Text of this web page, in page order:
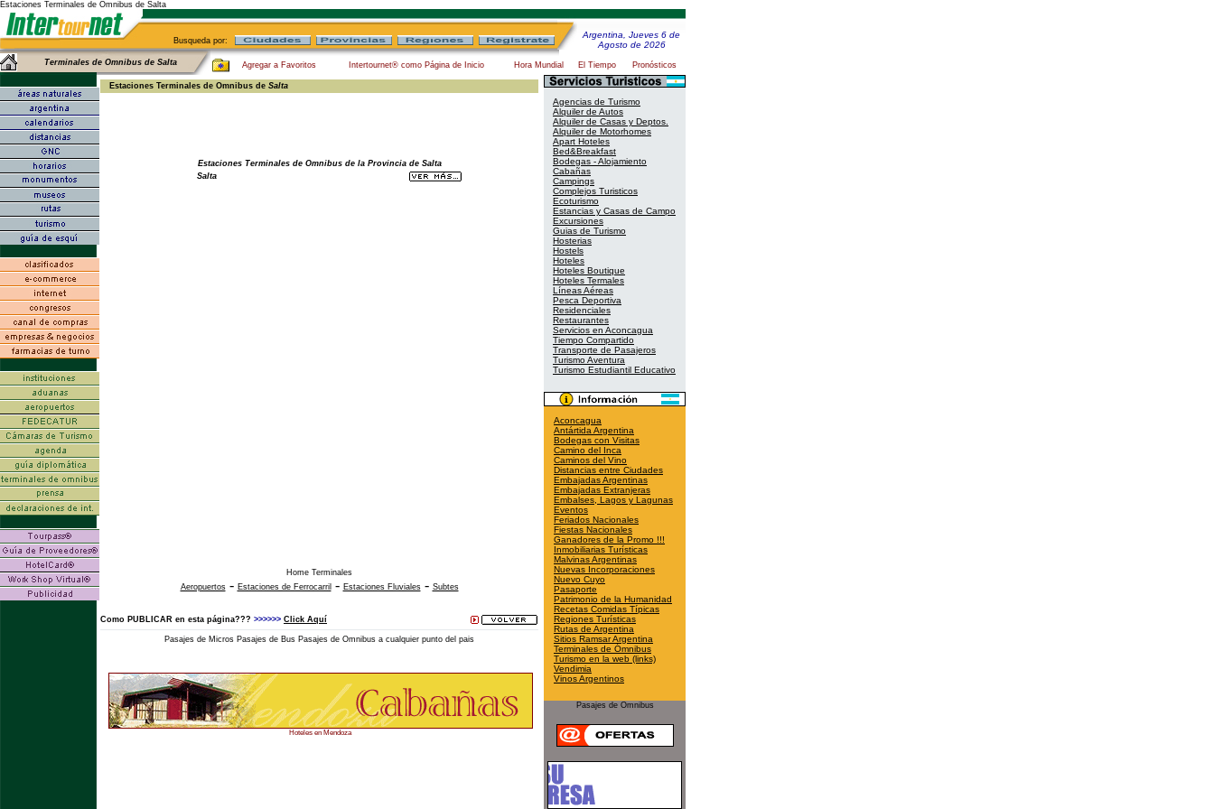
Estaciones Terminales de Omnibus de Salta
Busqueda por:
Argentina, Jueves 6 de
Agosto de 2026
Terminales de Omnibus de Salta Agregar a Favoritos Intertournet® como Página de Inicio Hora Mundial El Tiempo Pronósticos
Estaciones Terminales de Omnibus de Salta
Estaciones Terminales de Omnibus de la Provincia de Salta
Salta
Home Terminales
Aeropuertos- Estaciones de Ferrocarril- Estaciones Fluviales- Subtes
Como PUBLICAR en esta página??? >>>>>> Click Aquí
Pasajes de Micros Pasajes de Bus Pasajes de Omnibus a cualquier punto del pais
Hoteles en Mendoza
Agencias de Turismo
Alquiler de Autos
Alquiler de Casas y Deptos.
Alquiler de Motorhomes
Apart Hoteles
Bed&Breakfast
Bodegas - Alojamiento
Cabañas
Campings
Complejos Turisticos
Ecoturismo
Estancias y Casas de Campo
Excursiones
Guias de Turismo
Hosterias
Hostels
Hoteles
Hoteles Boutique
Hoteles Termales
Líneas Aéreas
Pesca Deportiva
Residenciales
Restaurantes
Servicios en Aconcagua
Tiempo Compartido
Transporte de Pasajeros
Turismo Aventura
Turismo Estudiantil Educativo
Aconcagua
Antártida Argentina
Bodegas con Visitas
Camino del Inca
Caminos del Vino
Distancias entre Ciudades
Embajadas Argentinas
Embajadas Extranjeras
Embalses, Lagos y Lagunas
Eventos
Feriados Nacionales
Fiestas Nacionales
Ganadores de la Promo !!!
Inmobiliarias Turísticas
Malvinas Argentinas
Nuevas Incorporaciones
Nuevo Cuyo
Pasaporte
Patrimonio de la Humanidad
Recetas Comidas Típicas
Regiones Turísticas
Rutas de Argentina
Sitios Ramsar Argentina
Terminales de Ómnibus
Turismo en la web (links)
Vendimia
Vinos Argentinos
Pasajes de Omnibus